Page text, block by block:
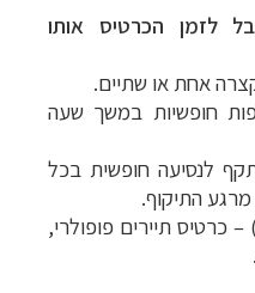
לזמן הכרטיס אותו
חופשיות במשך שעה
שעות) – תקף לנסיעה חופשית בכל
התיקוף.
שעות (3 ימים) – כרטיס תיירים פופולרי,